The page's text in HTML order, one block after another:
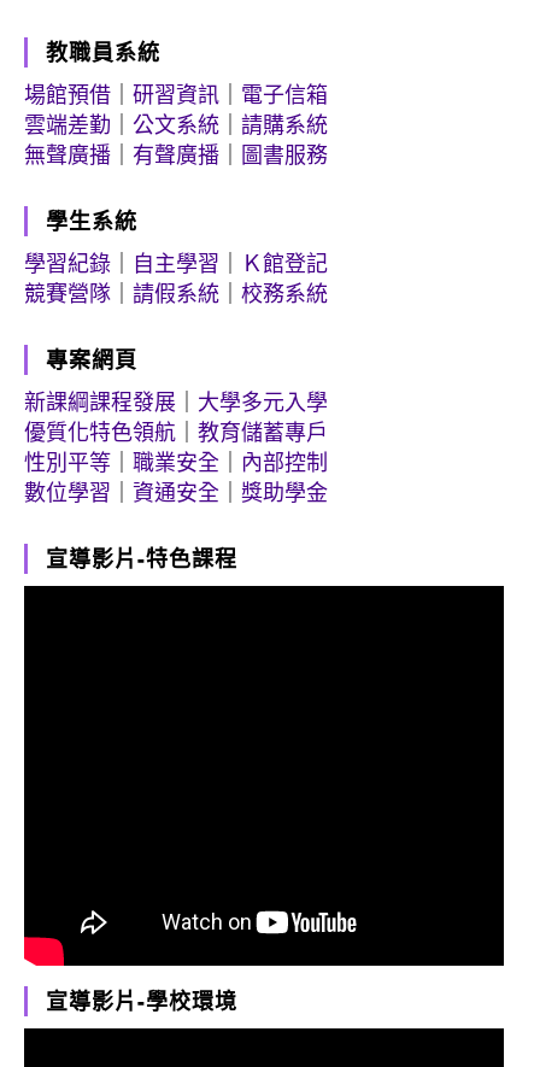
教職員系統
場館預借
研習資訊
電子信箱
雲端差勤
公文系統
請購系統
無聲廣播
有聲廣播 圖書服務
學生系統
學習紀錄
自主學習
Ｋ館登記
競賽營隊
請假系統 校務系統
專案網頁
新課綱課程發展
大學多元入學
優質化特色領航
教育儲蓄專戶
性別平等
職業安全
內部控制
數位學習
資通安全 獎助學金
宣導影片-特色課程
宣導影片-學校環境